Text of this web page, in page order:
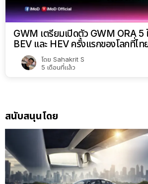
GWM เตรียมเปิดตัว GWM ORA 5
BEV และ HEV ครั้งแรกของโลกที่ไ
โดย Sahakrit S
5 เดือนที่แล้ว
สนับสนุนโดย